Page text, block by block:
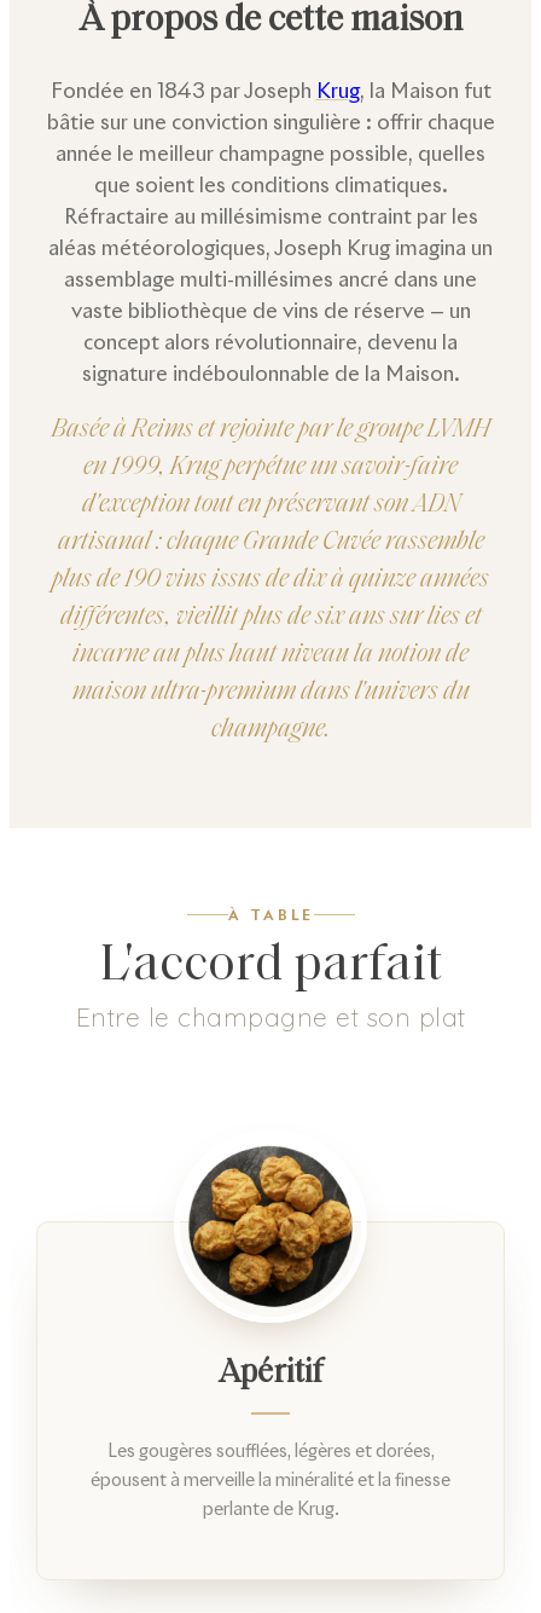
À propos de cette maison
Fondée en 1843 par Joseph Krug, la Maison fut
bâtie sur une conviction singulière : offrir chaque
année le meilleur champagne possible, quelles
que soient les conditions climatiques.
Réfractaire au millésimisme contraint par les
aléas météorologiques, Joseph Krug imagina un
assemblage multi-millésimes ancré dans une
vaste bibliothèque de vins de réserve — un
concept alors révolutionnaire, devenu la
signature indéboulonnable de la Maison.
Basée à Reims et rejointe par le groupe LVMH
en 1999, Krug perpétue un savoir-faire
d'exception tout en préservant son ADN
artisanal : chaque Grande Cuvée rassemble
plus de 190 vins issus de dix à quinze années
différentes, vieillit plus de six ans sur lies et
incarne au plus haut niveau la notion de
maison ultra-premium dans l'univers du
champagne.
À TABLE
L'accord parfait
Entre le champagne et son plat
Apéritif
Les gougères soufflées, légères et dorées,
épousent à merveille la minéralité et la finesse
perlante de Krug.